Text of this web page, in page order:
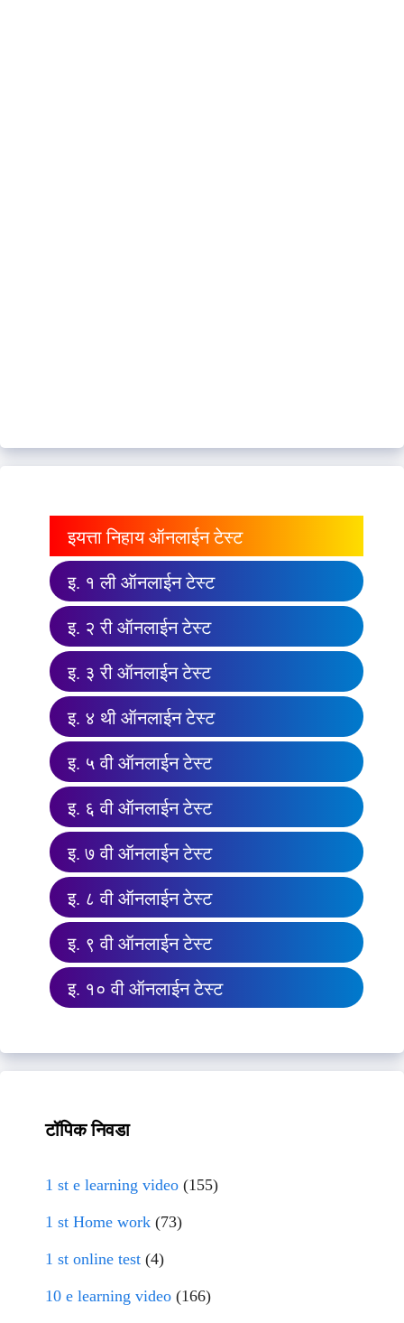
इयत्ता निहाय ऑनलाईन टेस्ट
इ. १ ली ऑनलाईन टेस्ट
इ. २ री ऑनलाईन टेस्ट
इ. ३ री ऑनलाईन टेस्ट
इ. ४ थी ऑनलाईन टेस्ट
इ. ५ वी ऑनलाईन टेस्ट
इ. ६ वी ऑनलाईन टेस्ट
इ. ७ वी ऑनलाईन टेस्ट
इ. ८ वी ऑनलाईन टेस्ट
इ. ९ वी ऑनलाईन टेस्ट
इ. १० वी ऑनलाईन टेस्ट
टॉपिक निवडा
1 st e learning video (155)
1 st Home work (73)
1 st online test (4)
10 e learning video (166)